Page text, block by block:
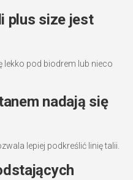
plus size jest
lekko pod biodrem lub nieco
nadają się
lepiej podkreślić linię talii.